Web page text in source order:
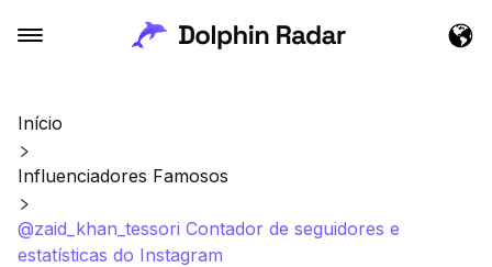
Início
Influenciadores Famosos
@zaid_khan_tessori Contador de seguidores e
estatísticas do Instagram